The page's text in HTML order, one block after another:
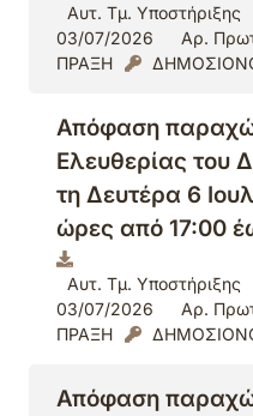
Αυτ. Τμ. Υποστήριξης
03/07/2026
Αρ.
ΠΡΑΞΗ
Απόφαση
Ελευθερίας του
τη Δευτέρα 6
ώρες από 17:00
Αυτ. Τμ. Υποστήριξης
03/07/2026
Αρ.
ΠΡΑΞΗ
Απόφαση